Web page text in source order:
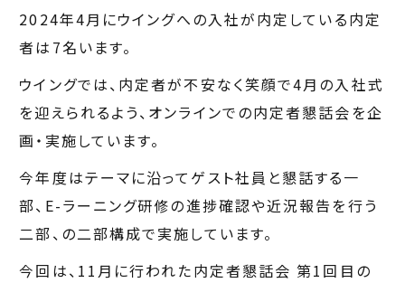
2024年4月にウイングへの入社が内定している内定
者は7名います。
ウイングでは、内定者が不安なく笑顔で4月の入社式
を迎えられるよう、オンラインでの内定者懇話会を企
画・実施しています。
今年度はテーマに沿ってゲスト社員と懇話する一
部、E-ラーニング研修の進捗確認や近況報告を行う
二部、の二部構成で実施しています。
今回は、11月に行われた内定者懇話会 第1回目の